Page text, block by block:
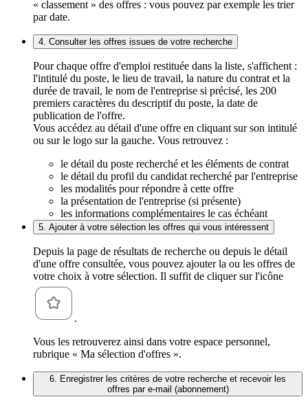
« classement » des offres : vous pouvez par exemple les trier
par date.
4. Consulter les offres issues de votre recherche
Pour chaque offre d'emploi restituée dans la liste, s'affichent :
l'intitulé du poste, le lieu de travail, la nature du contrat et la
durée de travail, le nom de l'entreprise si précisé, les 200
premiers caractères du descriptif du poste, la date de
publication de l'offre.
Vous accédez au détail d'une offre en cliquant sur son intitulé
ou sur le logo sur la gauche. Vous retrouvez :
le détail du poste recherché et les éléments de contrat
le détail du profil du candidat recherché par l'entreprise
les modalités pour répondre à cette offre
la présentation de l'entreprise (si présente)
les informations complémentaires le cas échéant
5. Ajouter à votre sélection les offres qui vous intéressent
Depuis la page de résultats de recherche ou depuis le détail
d'une offre consultée, vous pouvez ajouter la ou les offres de
votre choix à votre sélection. Il suffit de cliquer sur l'icône
.
Vous les retrouverez ainsi dans votre espace personnel,
rubrique « Ma sélection d'offres ».
6. Enregistrer les critères de votre recherche et recevoir les
offres par e-mail (abonnement)